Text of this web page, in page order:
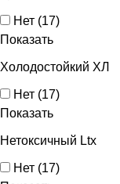
Нет (17)
Показать
Холодостойкий ХЛ
Нет (17)
Показать
Нетоксичный Ltx
Нет (17)